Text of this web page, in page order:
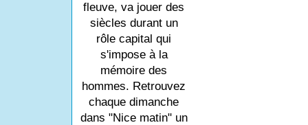
fleuve, va jouer des
siècles durant un
rôle capital qui
s'impose à la
mémoire des
hommes. Retrouvez
chaque dimanche
dans "Nice matin" un